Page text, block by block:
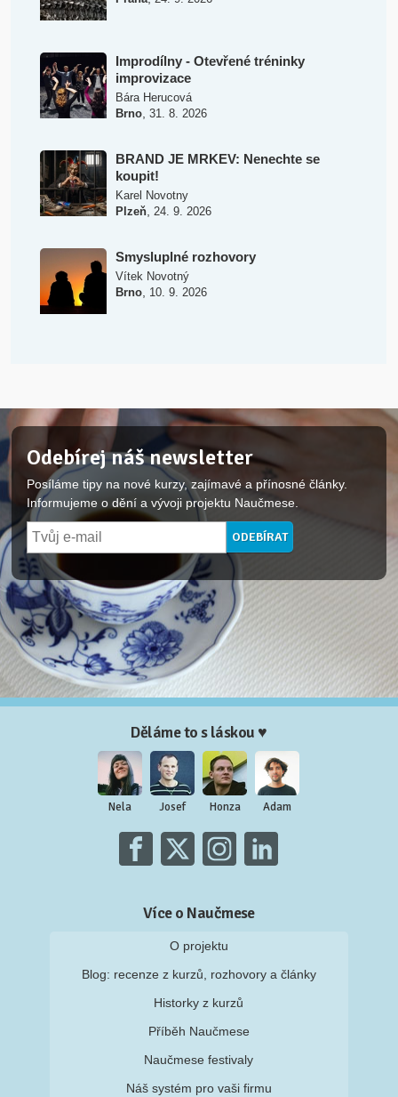
Improdílny - Otevřené tréninky
improvizace
Bára Herucová
Brno, 31. 8. 2026
BRAND JE MRKEV: Nenechte se
koupit!
Karel Novotny
Plzeň, 24. 9. 2026
Smysluplné rozhovory
Vítek Novotný
Brno, 10. 9. 2026
Odebírej náš newsletter
Posíláme tipy na nové kurzy, zajímavé a přínosné články.
Informujeme o dění a vývoji projektu Naučmese.
Děláme to s láskou ♥
Nela Josef Honza Adam
Více o Naučmese
O projektu
Blog: recenze z kurzů, rozhovory a články
Historky z kurzů
Příběh Naučmese
Naučmese festivaly
Náš systém pro vaši firmu